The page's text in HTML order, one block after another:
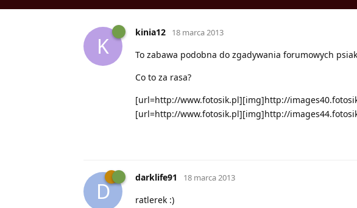
K
kinia12 18 marca 2013
To zabawa podobna do zgadywania forumowych
Co to za rasa?
[url=http://www.fotosik.pl][img]http://
[url=http://www.fotosik.pl][img]http://
D
darklife91 18 marca 2013
ratlerek :)